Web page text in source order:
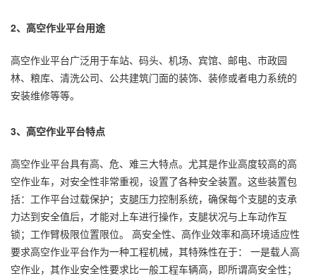
2、高空作业平台用途
高空作业平台广泛用于车站、码头、机场、宾馆、邮电、市政园
林、粮库、清洗公司、公共建筑门面的装饰、装修或者电力系统的
安装维修等等。
3、高空作业平台特点
高空作业平台具有高、危、难三大特点。尤其是作业高度较高的高
空作业车，对安全性非常重视，设置了各种安全装置。这些装置包
括：工作平台过载保护；支腿压力控制系统，确保每个支腿的支承
力达到安全值后，才能对上车进行操作，支腿状况与上车动作互
锁；工作臂极限位置限位。 高安全性、高作业效率和高环境适应性
要求高空作业平台作为一种工程机械，其特殊性在于： 一是载人高
空作业，其作业安全性要求比一般工程车辆高，即所谓高安全性；